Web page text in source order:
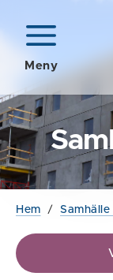
Meny
Hem /